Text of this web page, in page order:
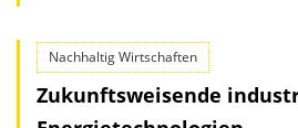
i
k
a
w
n
l
Nachhaltig Wirtschaften
Zukunftsweisende